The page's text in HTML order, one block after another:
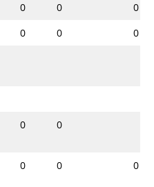
0 0
0
0 0
0
0 0
0 0 0